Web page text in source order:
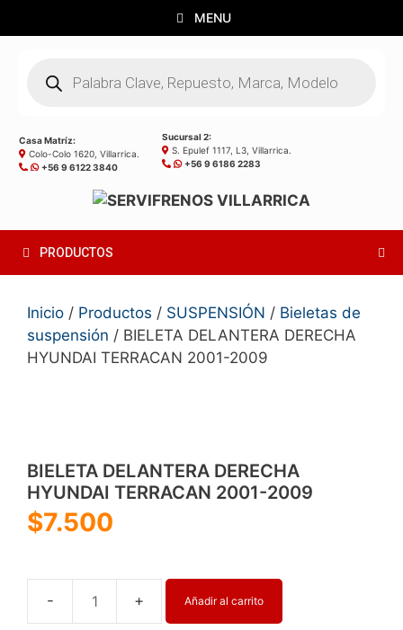
al
MENU
productos
Casa Matríz:
Colo-Colo 1620, Villarrica.
+56 9 6122 3840
Sucursal 2:
S. Epulef 1117, L3, Villarrica.
+56 9 6186 2283
PRODUCTOS
Inicio / Productos / SUSPENSIÓN / Bieletas de
suspensión / BIELETA DELANTERA DERECHA
HYUNDAI TERRACAN 2001-2009
BIELETA DELANTERA DERECHA
HYUNDAI TERRACAN 2001-2009
$7.500
BIELETA
Añadir al carrito